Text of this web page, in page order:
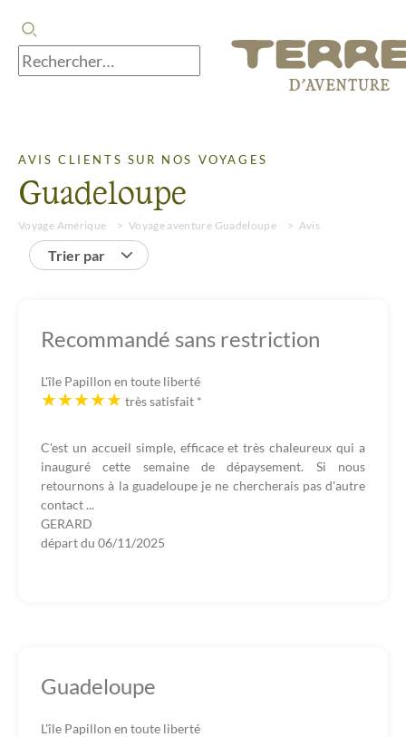
AVIS CLIENTS SUR NOS VOYAGES
Guadeloupe
Voyage Amérique Voyage aventure Guadeloupe Avis
Trier par
Recommandé sans restriction
L'île Papillon en toute liberté
très satisfait *
C'est un accueil simple, efficace et très chaleureux qui a
inauguré cette semaine de dépaysement. Si nous
retournons à la guadeloupe je ne chercherais pas d'autre
contact ...
GERARD
départ du 06/11/2025
Guadeloupe
L'île Papillon en toute liberté